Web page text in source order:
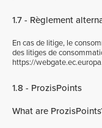
1.7 - Règlement
En cas de litige, le
des litiges de
https://
1.8 - ProzisPoints
What are